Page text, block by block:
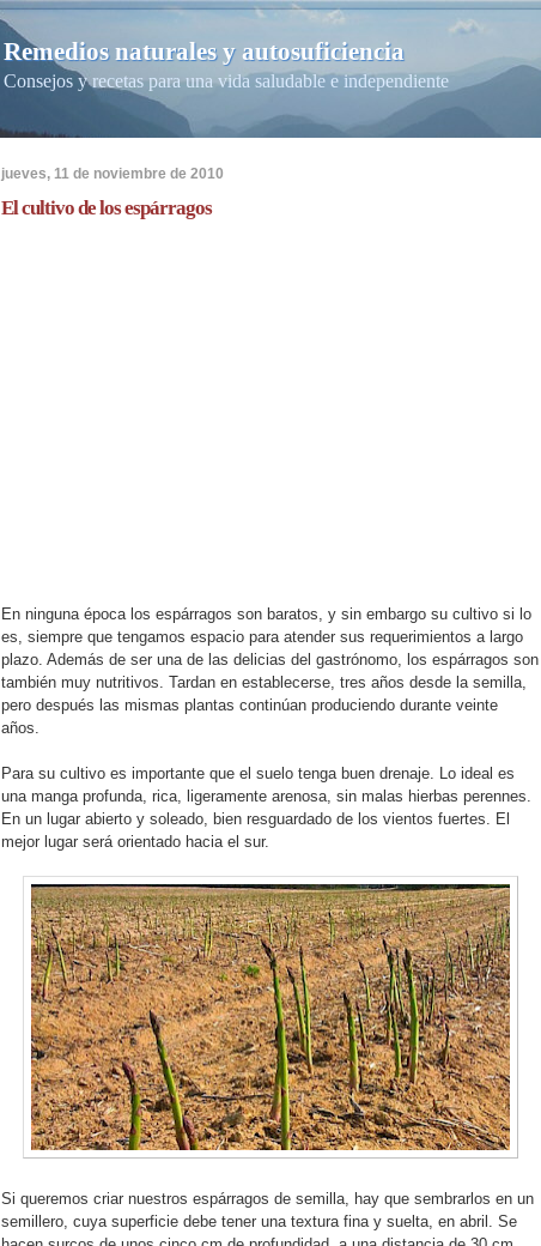
Remedios naturales y autosuficiencia
Consejos y recetas para una vida saludable e independiente
jueves, 11 de noviembre de 2010
El cultivo de los espárragos
En ninguna época los espárragos son baratos, y sin embargo su cultivo si lo
es, siempre que tengamos espacio para atender sus requerimientos a largo
plazo. Además de ser una de las delicias del gastrónomo, los espárragos son
también muy nutritivos. Tardan en establecerse, tres años desde la semilla,
pero después las mismas plantas continúan produciendo durante veinte
años.
Para su cultivo es importante que el suelo tenga buen drenaje. Lo ideal es
una manga profunda, rica, ligeramente arenosa, sin malas hierbas perennes.
En un lugar abierto y soleado, bien resguardado de los vientos fuertes. El
mejor lugar será orientado hacia el sur.
Si queremos criar nuestros espárragos de semilla, hay que sembrarlos en un
semillero, cuya superficie debe tener una textura fina y suelta, en abril. Se